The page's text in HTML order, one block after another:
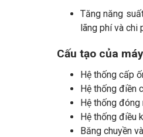
Tăng năng
lãng phí và chi
Cấu tạo của
Hệ thống cấp
Hệ thống điền
Hệ thống
Hệ thống điều
Băng chuyền